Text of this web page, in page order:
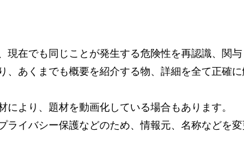
在でも同じことが発生する危険性を再認識、関与
、あくまでも概要を紹介する物、詳細を全て正確
により、題材を動画化している場合もあります。
ライバシー保護などのため、情報元、名称などを変